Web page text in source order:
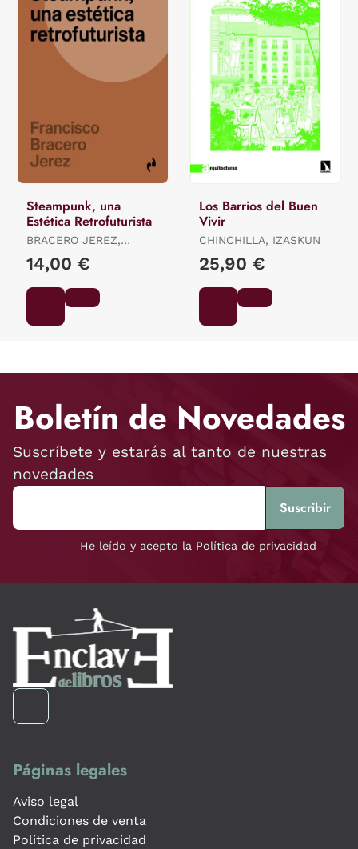
Steampunk, una
Estética Retrofuturista
BRACERO JEREZ,
FRANCISCO
14,00 €
Los Barrios del Buen
Vivir
CHINCHILLA, IZASKUN
25,90 €
Boletín de Novedades
Suscríbete y estarás al tanto de nuestras
novedades
He leído y acepto la Política de privacidad
Páginas legales
Aviso legal
Condiciones de venta
Política de privacidad